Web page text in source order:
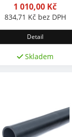
1 010,00 Kč
834,71 Kč bez DPH
Detail
Skladem